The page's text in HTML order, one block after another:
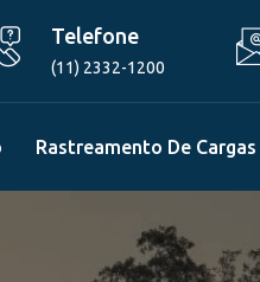
Telefone
(11) 2332-1200
Rastreamento De Cargas